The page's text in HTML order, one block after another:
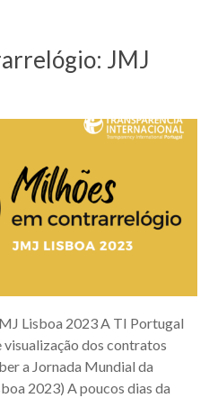
JMJ
Lisboa 2023 A TI Portugal
dos contratos
a Jornada Mundial da
2023) A poucos dias da